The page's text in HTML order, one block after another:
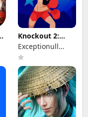
Knockout 2:
Wrath of the
Karen
Exceptionull
Games